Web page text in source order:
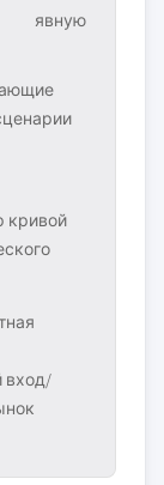
явную
кривой